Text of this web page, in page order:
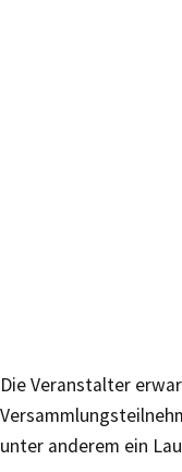
Die Veranstalter
unter anderem ein